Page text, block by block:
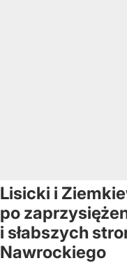
Lisicki i
po
i słabszych
Nawrockiego